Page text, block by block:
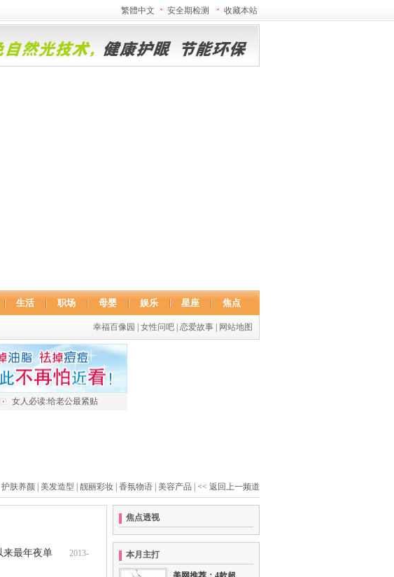
繁體中文 安全期检测 收藏本站
生活 职场 母婴 娱乐 星座 焦点
幸福百像园 女性问吧 恋爱故事 网站地图
女人必读:给老公最紧贴
护肤养颜 美发造型 靓丽彩妆 香氛物语 美容产品 << 返回上一频道
来最年夜单 2013-
焦点透视
本月主打